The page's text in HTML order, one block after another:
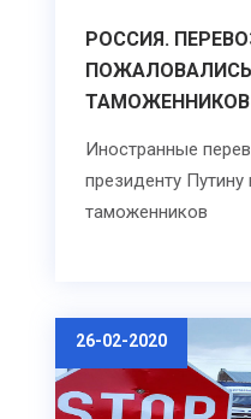
РОССИЯ.
ТАМОЖЕННИКОВ
Иностранные
президенту Путину
таможенников
26-02-2020